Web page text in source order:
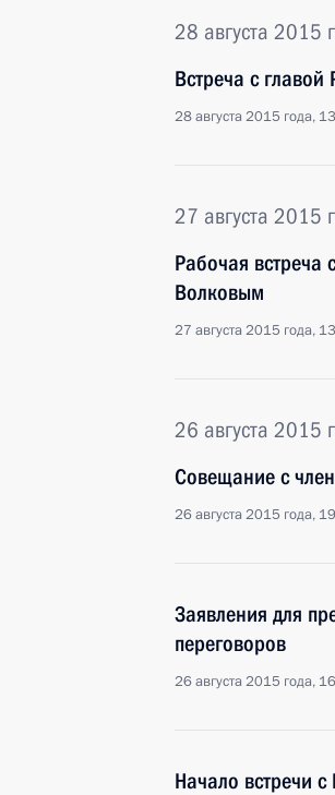
28 августа 2015
Встреча с
28 августа 2015 года,
27 августа 2015
Рабочая встреча
Волковым
27 августа 2015 года,
26 августа 2015
Совещание с
26 августа 2015 года,
Заявления для
переговоров
26 августа 2015 года,
Начало встречи